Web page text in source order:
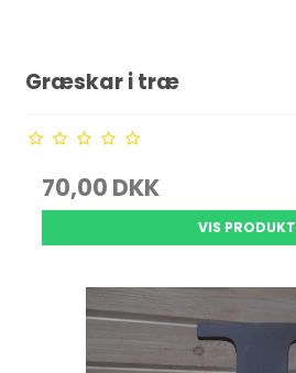
Græskar i træ
70,00 DKK
VIS PRODUKT